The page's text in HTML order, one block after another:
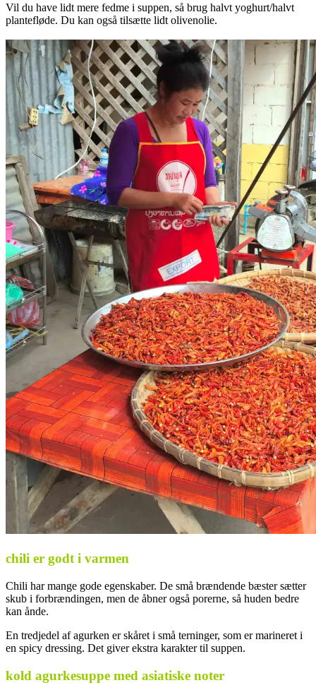
Vil du have lidt mere fedme i suppen, så brug halvt yoghurt/halvt
plantefløde. Du kan også tilsætte lidt olivenolie.
chili er godt i varmen
Chili har mange gode egenskaber. De små brændende bæster sætter
skub i forbrændingen, men de åbner også porerne, så huden bedre
kan ånde.
En tredjedel af agurken er skåret i små terninger, som er marineret i
en spicy dressing. Det giver ekstra karakter til suppen.
kold agurkesuppe med asiatiske noter